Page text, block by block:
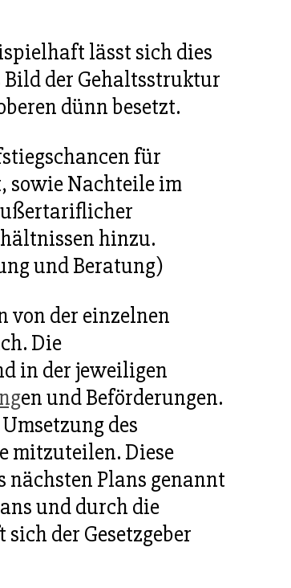
lässt sich dies
der Gehaltsstruktur
dünn besetzt.
für
sowie Nachteile im
hinzu.
und Beratung)
von der einzelnen
Die
in der jeweiligen
en und Beförderungen.
des
mitzuteilen. Diese
Plans genannt
und durch die
der Gesetzgeber